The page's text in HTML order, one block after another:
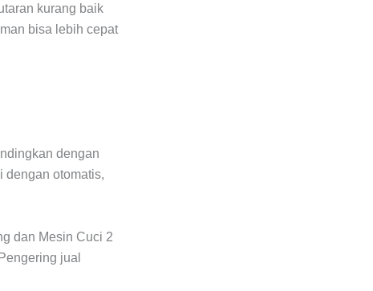
kurang baik
bisa lebih cepat
dengan
dengan otomatis,
dan Mesin Cuci 2
jual